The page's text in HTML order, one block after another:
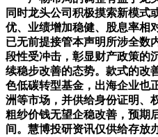
同时龙头公司积极摸索新模式
优、业绩增加稳健、股息率相
已无前提接管本声明所涉全数
段性受冲击，彰显财产政策的
续稳步改善的态势。款式的改
色低碳转型基金，出海企业也
洲等市场，并供给身份证明、
粗纱价钱无望企稳改善，预期
间。慧博投研资讯仅供给存放